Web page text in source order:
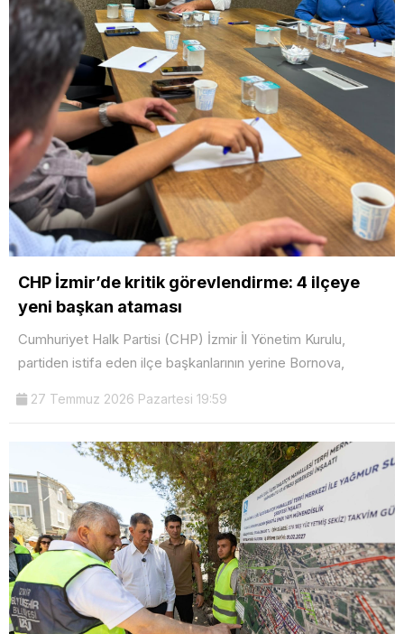
CHP İzmir’de kritik görevlendirme: 4 ilçeye
yeni başkan ataması
Cumhuriyet Halk Partisi (CHP) İzmir İl Yönetim Kurulu,
partiden istifa eden ilçe başkanlarının yerine Bornova,
27 Temmuz 2026 Pazartesi 19:59